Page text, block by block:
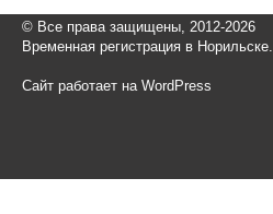
© Все права защищены, 2012-2026
Временная регистрация в Норильске.
Сайт работает на WordPress